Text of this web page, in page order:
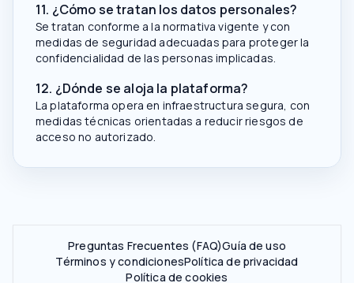
11. ¿Cómo se tratan los datos personales?
Se tratan conforme a la normativa vigente y con
medidas de seguridad adecuadas para proteger la
confidencialidad de las personas implicadas.
12. ¿Dónde se aloja la plataforma?
La plataforma opera en infraestructura segura, con
medidas técnicas orientadas a reducir riesgos de
acceso no autorizado.
Preguntas Frecuentes (FAQ)Guía de uso
Términos y condicionesPolítica de privacidad
Política de cookies